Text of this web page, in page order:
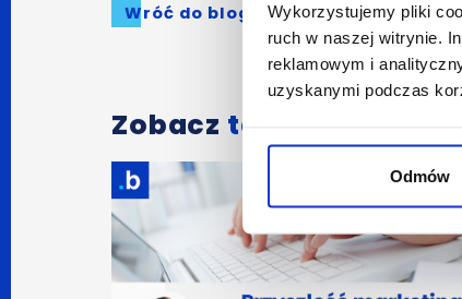
Wykorzystujemy pliki
ruch w naszej witrynie.
reklamowym i
uzyskanymi podczas
Odmów
Wróć do bloga
Zobacz także: